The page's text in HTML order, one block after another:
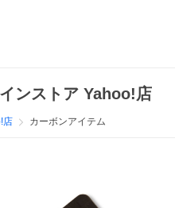
ンストア Yahoo!店
店 カーボンアイテム